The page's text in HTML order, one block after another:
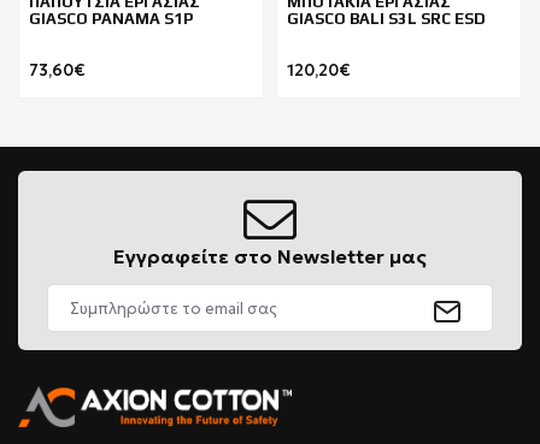
GIASCO PANAMA S1P
73,60€
GIASCO BALI S3L SRC ESD
120,20€
Εγγραφείτε στο Newsletter μας